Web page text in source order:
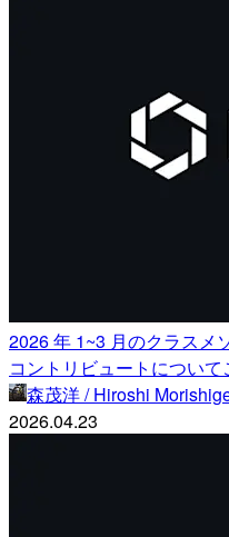
2026 年 1~3 月のクラスメ
コントリビュートについて
森茂洋 / Hiroshi
2026.04.23